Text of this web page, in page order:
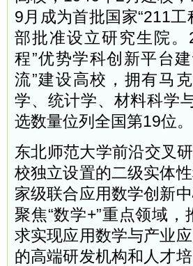
9月成为首批国家“211
部批准设立研究生院。
程”优势学科创新平台
流”建设高校，拥有马
学、统计学、材料科学
选数量位列全国第19位。
东北师范大学前沿交叉
校独立设置的二级实体
家级联合应用数学创新
聚焦“数学+”重点领域
求实现应用数学与产业
的高端研发机构和人才